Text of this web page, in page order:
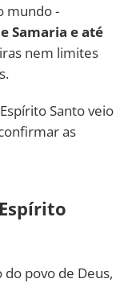
mundo -
Samaria e até
nem limites
Santo veio
as
povo de Deus,